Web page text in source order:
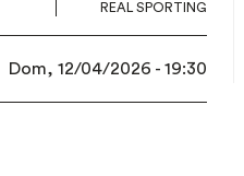
REAL SPORTING
Dom, 12/04/2026 - 19:30